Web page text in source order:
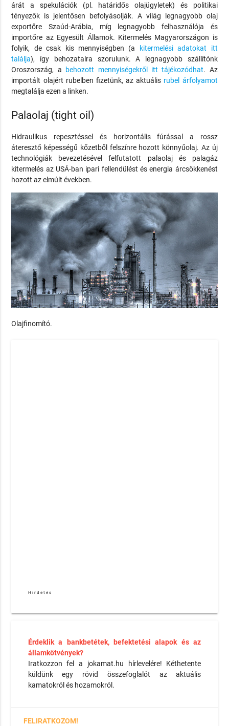
árát a spekulációk (pl. határidős olajügyletek) és politikai
tényezők is jelentősen befolyásolják. A világ legnagyobb olaj
exportőre Szaúd-Arábia, míg legnagyobb felhasználója és
importőre az Egyesült Államok. Kitermelés Magyarországon is
folyik, de csak kis mennyiségben (a
kitermelési adatokat itt
találja), így behozatalra szorulunk. A legnagyobb szállítónk
Oroszország, a
behozott mennyiségekről itt tájékozódhat. Az
importált olajért rubelben fizetünk, az aktuális rubel árfolyamot
megtalálja ezen a linken.
Palaolaj (tight oil)
Hidraulikus repesztéssel és horizontális fúrással a rossz
áteresztő képességű kőzetből felszínre hozott könnyűolaj. Az új
technológiák bevezetésével felfutatott palaolaj és palagáz
kitermelés az USÁ-ban ipari fellendülést és energia árcsökkenést
hozott az elmúlt években.
Olajfinomító.
Hirdetés
Érdeklik a bankbetétek, befektetési alapok és az
államkötvények?
Iratkozzon fel a jokamat.hu hírlevelére! Kéthetente
küldünk egy rövid összefoglalót az aktuális
kamatokról és hozamokról.
FELIRATKOZOM!